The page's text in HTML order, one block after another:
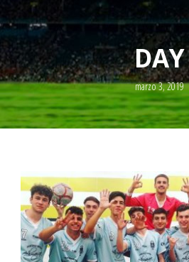
DAY
marzo 3, 2019